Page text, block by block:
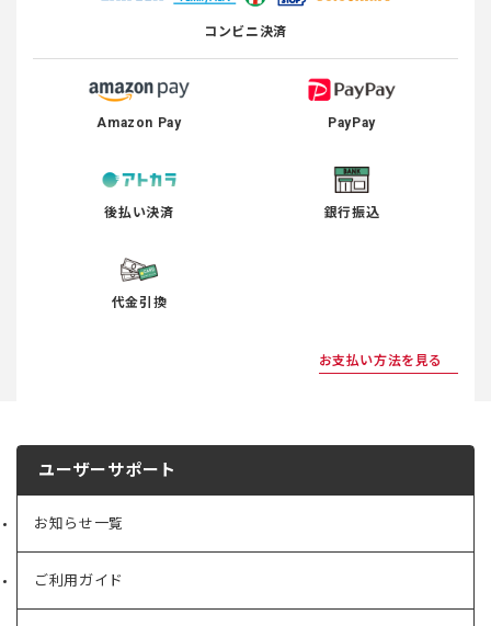
コンビニ決済
Amazon Pay PayPay
後払い決済 銀行振込
代金引換
お支払い方法を見る
ユーザーサポート
お知らせ一覧
ご利用ガイド